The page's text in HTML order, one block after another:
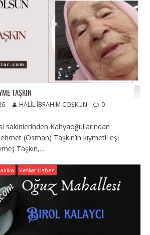
TAŞKIN
HALIL İBRAHIM COŞKUN
0
sakinlerinden Kahyaoğullarından
(Osman) Taşkın’ın kıymetli eşi
Taşkın,...
Vefâat Haberi